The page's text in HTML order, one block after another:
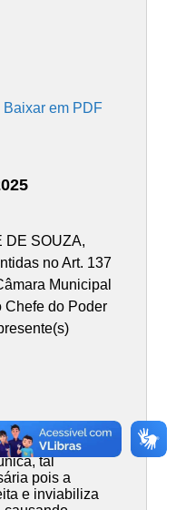
Baixar em PDF
DE SOUZA,
no Art. 137
Municipal
Chefe do Poder
nesta
“Morro do
tal
pois a
e inviabiliza